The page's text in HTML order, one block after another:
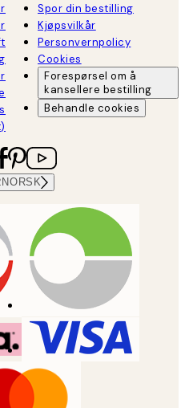
Spor din bestilling
Kjøpsvilkår
Personvernpolicy
Cookies
Forespørsel om å
kansellere bestilling
Behandle cookies
NORSK